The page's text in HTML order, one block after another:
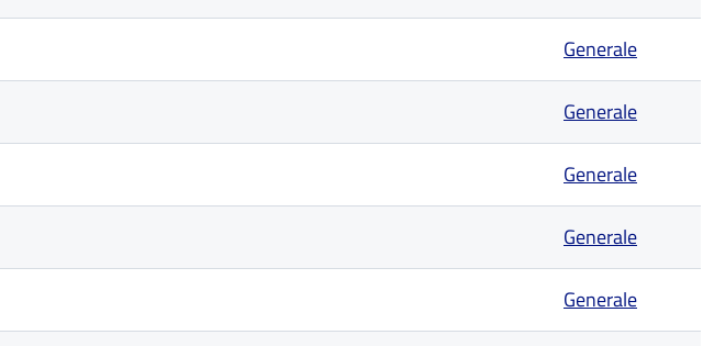
Generale
Generale
Generale
Generale
Generale